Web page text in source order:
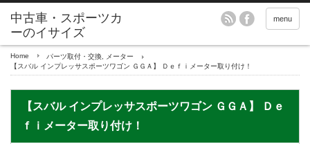
menu
Home パーツ取付・交換
メーター
【スバル インプレッサスポーツワゴン ＧＧＡ】 Ｄｅｆｉメーター取り付け！
【スバル インプレッサスポーツワゴン ＧＧＡ】 Ｄｅ
ｆｉメーター取り付け！